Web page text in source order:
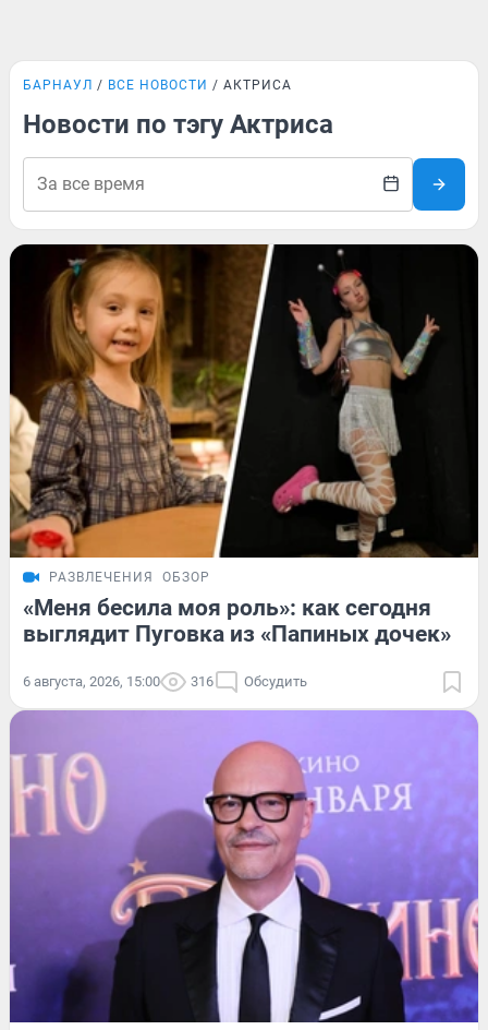
БАРНАУЛ ВСЕ НОВОСТИ АКТРИСА
Новости по тэгу Актриса
РАЗВЛЕЧЕНИЯ ОБЗОР
«Меня бесила моя роль»: как сегодня
выглядит Пуговка из «Папиных дочек»
6 августа, 2026, 15:00 316 Обсудить